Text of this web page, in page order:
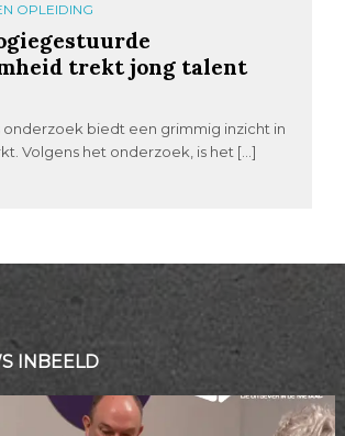
OPLEIDING
trekt jong talent
onderzoek biedt een grimmig inzicht in
Volgens het onderzoek, is het […]
INBEELD